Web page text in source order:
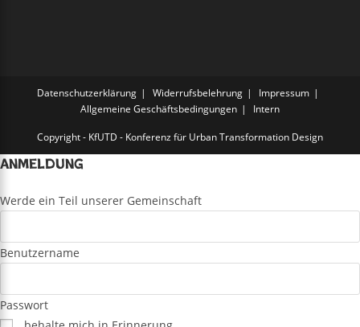
Datenschutzerklärung Widerrufsbelehrung
Impressum
Allgemeine Geschäftsbedingungen
Intern
Copyright - KfUTD - Konferenz für Urban Transformation Design
Anmeldung
Werde ein Teil unserer Gemeinschaft
Benutzername
Passwort